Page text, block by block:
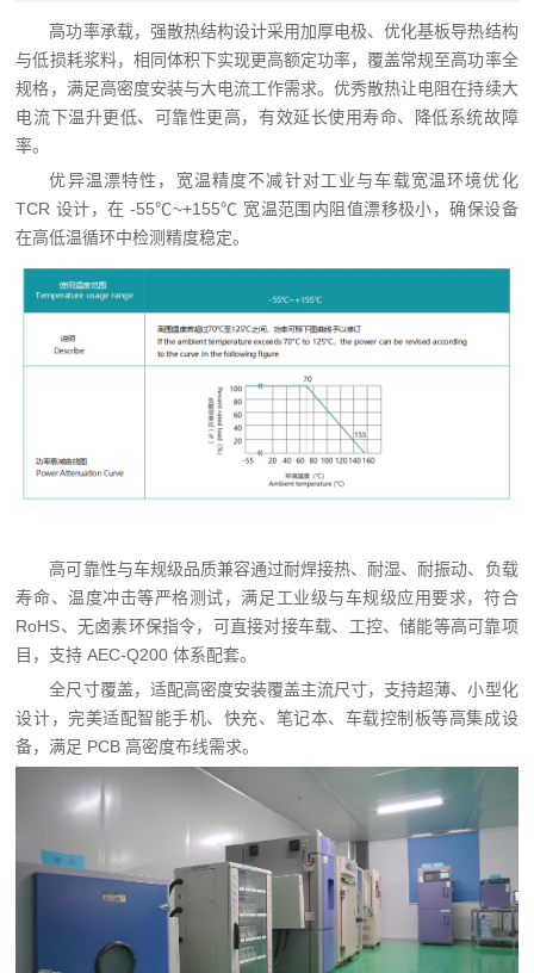
高功率承载，强散热结构设计采用加厚电极、优化基板导热结构
与低损耗浆料，相同体积下实现更高额定功率，覆盖常规至高功率全
规格，满足高密度安装与大电流工作需求。优秀散热让电阻在持续大
电流下温升更低、可靠性更高，有效延长使用寿命、降低系统故障
率。
优异温漂特性，宽温精度不减针对工业与车载宽温环境优化
TCR 设计，在 -55℃~+155℃ 宽温范围内阻值漂移极小，确保设备
在高低温循环中检测精度稳定。
高可靠性与车规级品质兼容通过耐焊接热、耐湿、耐振动、负载
寿命、温度冲击等严格测试，满足工业级与车规级应用要求，符合
RoHS、无卤素环保指令，可直接对接车载、工控、储能等高可靠项
目，支持 AEC-Q200 体系配套。
全尺寸覆盖，适配高密度安装覆盖主流尺寸，支持超薄、小型化
设计，完美适配智能手机、快充、笔记本、车载控制板等高集成设
备，满足 PCB 高密度布线需求。